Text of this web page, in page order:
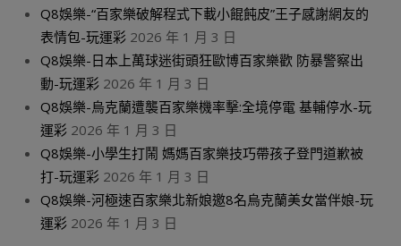
Q8娛樂-“百家樂破解程式下載小餛飩皮”王子感謝網友的
表情包-玩運彩 2026 年 1 月 3 日
Q8娛樂-日本上萬球迷街頭狂歐博百家樂歡 防暴警察出
動-玩運彩 2026 年 1 月 3 日
Q8娛樂-烏克蘭遭襲百家樂機率擊:全境停電 基輔停水-玩
運彩 2026 年 1 月 3 日
Q8娛樂-小學生打鬧 媽媽百家樂技巧帶孩子登門道歉被
打-玩運彩 2026 年 1 月 3 日
Q8娛樂-河極速百家樂北新娘邀8名烏克蘭美女當伴娘-玩
運彩 2026 年 1 月 3 日